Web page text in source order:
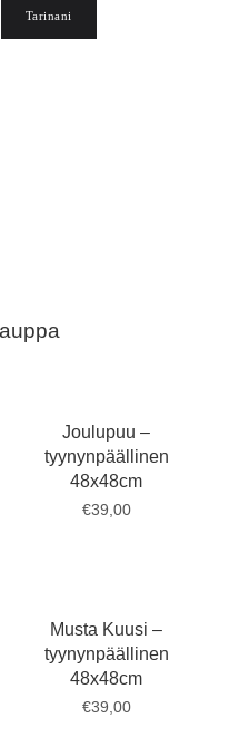
Tarinani
Joulupuu –
tyynynpäällinen
48x48cm
€39,00
Musta Kuusi –
tyynynpäällinen
48x48cm
€39,00